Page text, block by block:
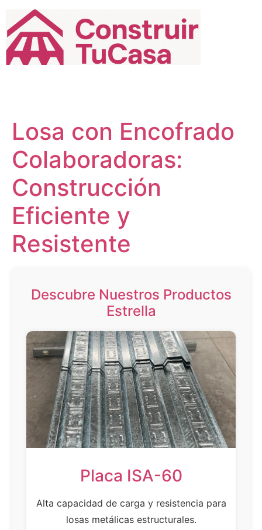
contenido
Losa con Encofrado
Colaboradoras:
Construcción
Eficiente y
Resistente
Descubre Nuestros Productos
Estrella
Placa ISA-60
Alta capacidad de carga y resistencia para
losas metálicas estructurales.